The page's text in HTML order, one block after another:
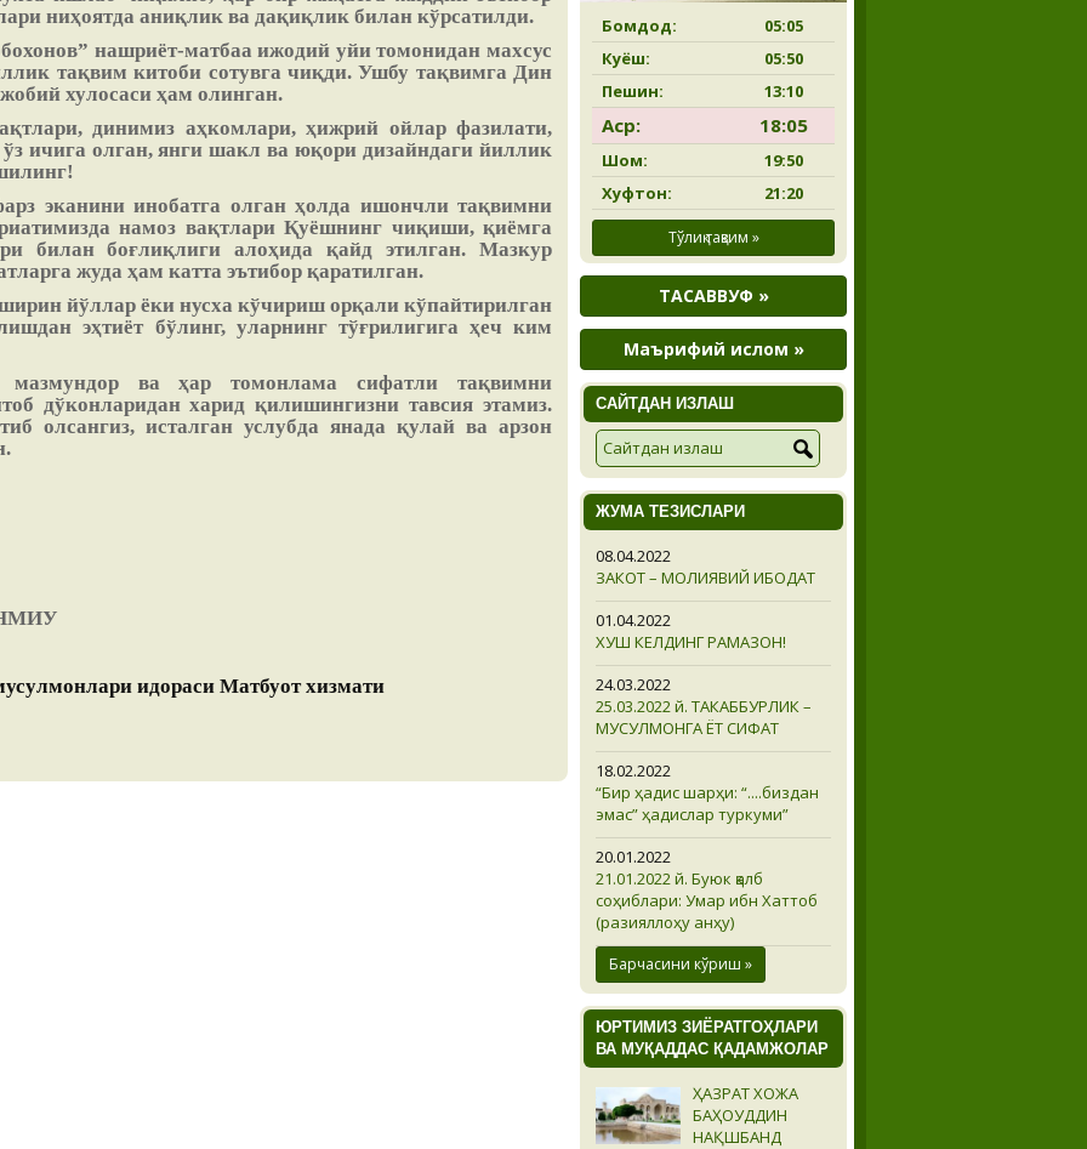
ниҳоятда аниқлик ва дақиқлик билан кўрсатилди.
нашриёт-матбаа ижодий уйи томонидан махсус
тақвим китоби сотувга чиқди. Ушбу тақвимга Дин
хулосаси ҳам олинган.
динимиз аҳкомлари, ҳижрий ойлар фазилати,
ичига олган, янги шакл ва юқори дизайндаги йиллик
эканини инобатга олган ҳолда ишончли тақвимни
намоз вақтлари Қуёшнинг чиқиши, қиёмга
билан боғлиқлиги алоҳида қайд этилган. Мазкур
жуда ҳам катта эътибор қаратилган.
йўллар ёки нусха кўчириш орқали кўпайтирилган
эҳтиёт бўлинг, уларнинг тўғрилигига ҳеч ким
мазмундор ва ҳар томонлама сифатли тақвимни
дўконларидан харид қилишингизни тавсия этамиз.
олсангиз, исталган услубда янада қулай ва арзон
НМИУ
идораси Матбуот хизмати
Бомдод:
05:05
Куёш:
05:50
Пешин:
13:10
Аср: 18:05
Шом:
19:50
Хуфтон:
21:20
Тўлиқ тақвим »
ТАСАВВУФ »
Маърифий ислом »
САЙТДАН ИЗЛАШ
ЖУМА ТЕЗИСЛАРИ
08.04.2022
ЗАКОТ – МОЛИЯВИЙ ИБОДАТ
01.04.2022
ХУШ КЕЛДИНГ РАМАЗОН!
24.03.2022
25.03.2022 й. ТАКАББУРЛИК –
МУСУЛМОНГА ЁТ СИФАТ
18.02.2022
“Бир ҳадис шарҳи: “....биздан
эмас” ҳадислар туркуми”
20.01.2022
21.01.2022 й. Буюк қалб
соҳиблари: Умар ибн Хаттоб
(разияллоҳу анҳу)
Барчасини кўриш »
ЮРТИМИЗ ЗИЁРАТГОҲЛАРИ
ВА МУҚАДДАС ҚАДАМЖОЛАР
ҲАЗРАТ ХОЖА
БАҲОУДДИН
НАҚШБАНД